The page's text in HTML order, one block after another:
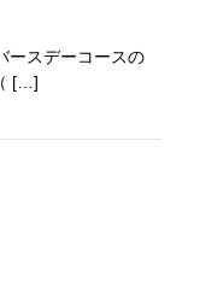
ースデーコースの
[…]